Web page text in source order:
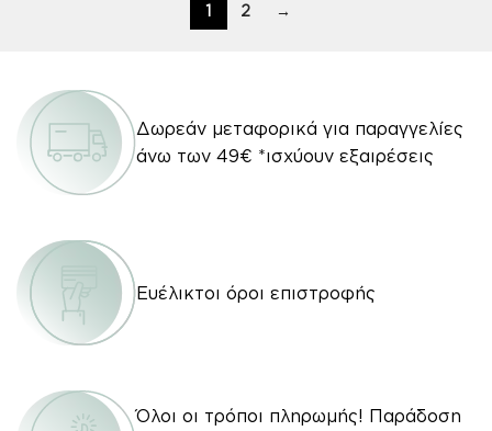
1 2 →
Δωρεάν μεταφορικά για παραγγελίες
άνω των 49€ *ισχύουν εξαιρέσεις
Ευέλικτοι όροι επιστροφής
Όλοι οι τρόποι πληρωμής! Παράδοση